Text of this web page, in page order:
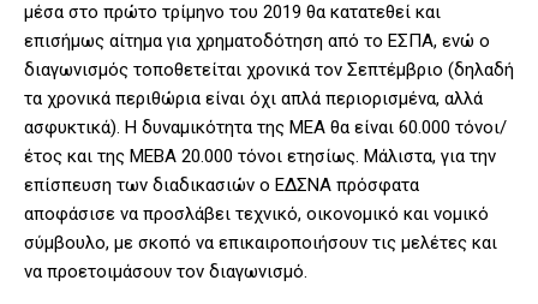
μέσα στο πρώτο τρίμηνο του 2019 θα κατατεθεί και
επισήμως αίτημα για χρηματοδότηση από το ΕΣΠΑ, ενώ ο
διαγωνισμός τοποθετείται χρονικά τον Σεπτέμβριο (δηλαδή
τα χρονικά περιθώρια είναι όχι απλά περιορισμένα, αλλά
ασφυκτικά). Η δυναμικότητα της ΜΕΑ θα είναι 60.000 τόνοι/
έτος και της ΜΕΒΑ 20.000 τόνοι ετησίως. Μάλιστα, για την
επίσπευση των διαδικασιών ο ΕΔΣΝΑ πρόσφατα
αποφάσισε να προσλάβει τεχνικό, οικονομικό και νομικό
σύμβουλο, με σκοπό να επικαιροποιήσουν τις μελέτες και
να προετοιμάσουν τον διαγωνισμό.